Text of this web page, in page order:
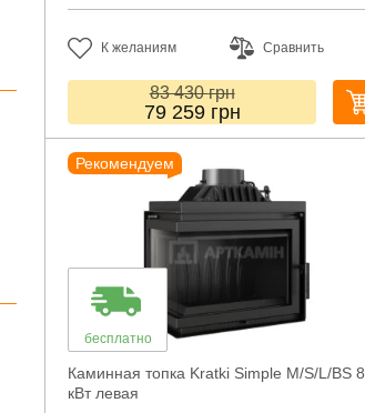
К желаниям Сравнить
83 430грн
79 259 грн
Рекомендуем
бесплатно
Каминная топка Kratki Simple M/S/L/BS 8
кВт левая